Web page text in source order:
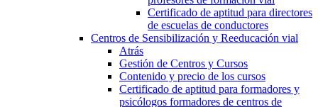
Certificado de aptitud para directores
de escuelas de conductores
Centros de Sensibilización y Reeducación vial
Atrás
Gestión de Centros y Cursos
Contenido y precio de los cursos
Certificado de aptitud para formadores y
psicólogos formadores de centros de